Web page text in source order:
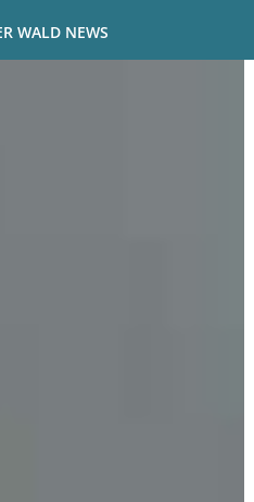
WALD NEWS